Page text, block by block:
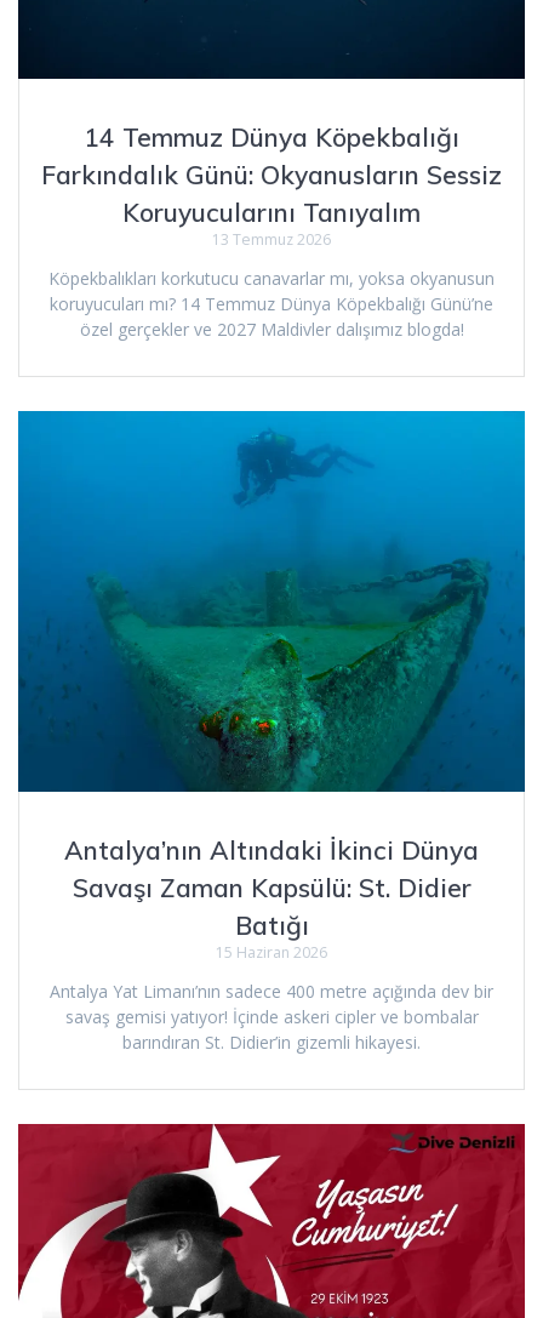
14 Temmuz Dünya Köpekbalığı
Farkındalık Günü: Okyanusların Sessiz
Koruyucularını Tanıyalım
13 Temmuz 2026
Köpekbalıkları korkutucu canavarlar mı, yoksa okyanusun
koruyucuları mı? 14 Temmuz Dünya Köpekbalığı Günü’ne
özel gerçekler ve 2027 Maldivler dalışımız blogda!
Antalya’nın Altındaki İkinci Dünya
Savaşı Zaman Kapsülü: St. Didier
Batığı
15 Haziran 2026
Antalya Yat Limanı’nın sadece 400 metre açığında dev bir
savaş gemisi yatıyor! İçinde askeri cipler ve bombalar
barındıran St. Didier’in gizemli hikayesi.